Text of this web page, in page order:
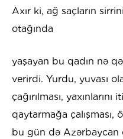
Axır ki, ağ saçların
otağında
yaşayan bu qadın nə
verirdi. Yurdu, yuvası
çağırılması, yaxınlarını
qaytarmağa çalışması,
bu gün də Azərbaycan